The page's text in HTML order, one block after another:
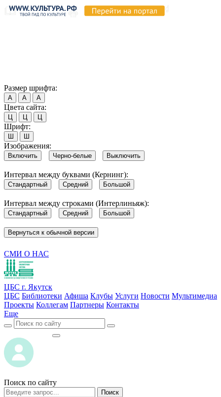
Размер шрифта:
А А А
Цвета сайта:
Ц Ц Ц
Шрифт:
Ш Ш
Изображения:
Включить Черно-белые Выключить
Интервал между буквами (Кернинг):
Стандартный Средний Большой
Интервал между строками (Интерлиньяж):
Стандартный Средний Большой
Вернуться к обычной версии
СМИ О НАС
ЦБС г. Якутск
ЦБС Библиотеки Афиша Клубы Услуги Новости Мультимедиа
Проекты Коллегам Партнеры Контакты
Еще
Поиск по сайту
Поиск